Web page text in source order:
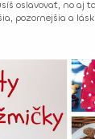
oslavovať, no aj
pozornejšia a
určite ich potešíš.